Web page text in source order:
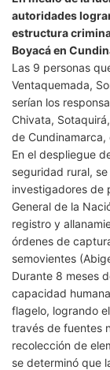
autoridades
estructura
Boyacá en
Las 9 personas
Ventaquemada,
serían los
Chivata,
de
En el despliegue
seguridad rural,
investigadores de
General de la
registro y
órdenes de
semovientes
Durante 8 meses
capacidad
flagelo, logrando
través de fuentes
recolección de
se determinó que